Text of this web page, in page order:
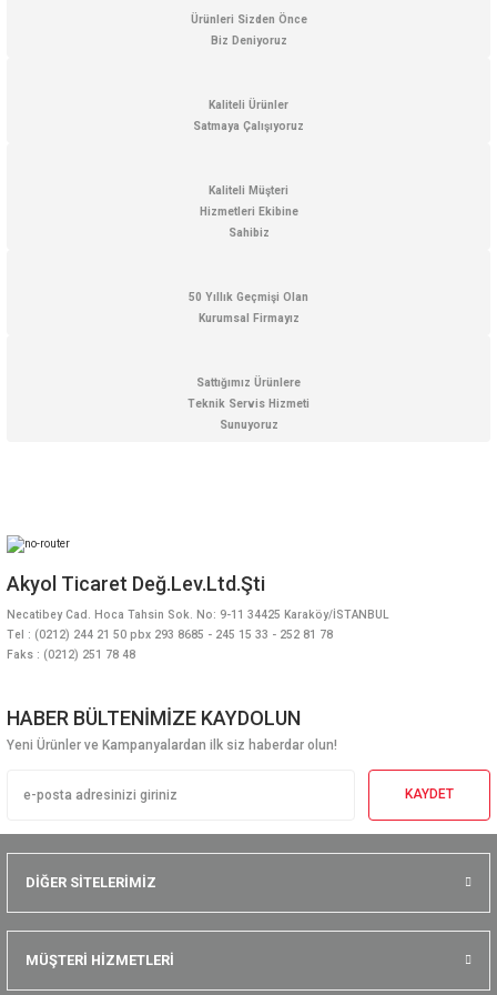
Ürün bilgilerinde hatalar bulunuyor.
Ürün fiyatı diğer sitelerden daha pahalı.
Gönder
Ürünleri Sizden Önce
Biz Deniyoruz
Kaliteli Ürünler
Satmaya Çalışıyoruz
Kaliteli Müşteri
Hizmetleri Ekibine
Sahibiz
50 Yıllık Geçmişi Olan
Kurumsal Firmayız
Sattığımız Ürünlere
Teknik Servis Hizmeti
Sunuyoruz
Akyol Ticaret Değ.Lev.Ltd.Şti
Necatibey Cad. Hoca Tahsin Sok. No: 9-11 34425 Karaköy/İSTANBUL
Tel : (0212) 244 21 50 pbx 293 8685 - 245 15 33 - 252 81 78
Faks : (0212) 251 78 48
HABER BÜLTENİMİZE KAYDOLUN
Yeni Ürünler ve Kampanyalardan ilk siz haberdar olun!
KAYDET
DİĞER SİTELERİMİZ
MÜŞTERİ HİZMETLERİ